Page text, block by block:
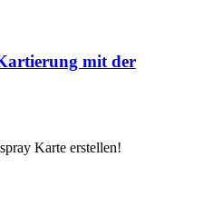
mit der
Karte erstellen!